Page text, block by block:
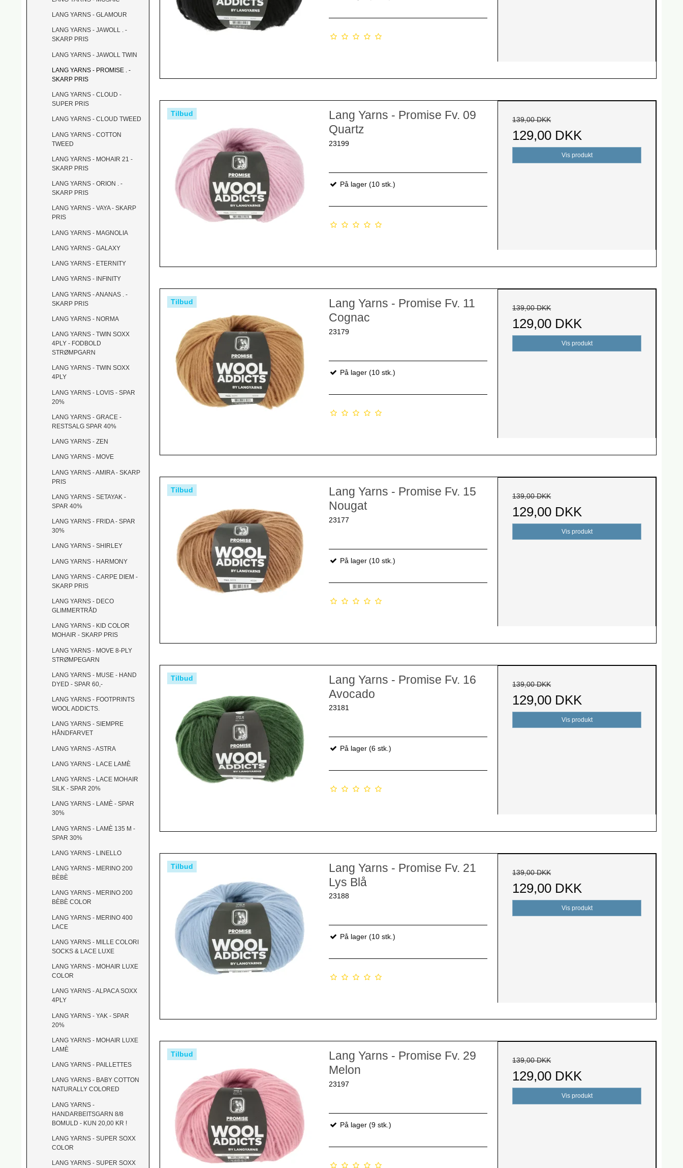
LANG YARNS - GLAMOUR
LANG YARNS - JAWOLL . -
SKARP PRIS
LANG YARNS - JAWOLL TWIN
LANG YARNS - PROMISE . -
SKARP PRIS
LANG YARNS - CLOUD -
SUPER PRIS
LANG YARNS - CLOUD TWEED
LANG YARNS - COTTON
TWEED
LANG YARNS - MOHAIR 21 -
SKARP PRIS
LANG YARNS - ORION . -
SKARP PRIS
LANG YARNS - VAYA - SKARP
PRIS
LANG YARNS - MAGNOLIA
LANG YARNS - GALAXY
LANG YARNS - ETERNITY
LANG YARNS - INFINITY
LANG YARNS - ANANAS . -
SKARP PRIS
LANG YARNS - NORMA
LANG YARNS - TWIN SOXX
4PLY - FODBOLD
STRØMPGARN
LANG YARNS - TWIN SOXX
4PLY
LANG YARNS - LOVIS - SPAR
20%
LANG YARNS - GRACE -
RESTSALG SPAR 40%
LANG YARNS - ZEN
LANG YARNS - MOVE
LANG YARNS - AMIRA - SKARP
PRIS
LANG YARNS - SETAYAK -
SPAR 40%
LANG YARNS - FRIDA - SPAR
30%
LANG YARNS - SHIRLEY
LANG YARNS - HARMONY
LANG YARNS - CARPE DIEM -
SKARP PRIS
LANG YARNS - DECO
GLIMMERTRÅD
LANG YARNS - KID COLOR
MOHAIR - SKARP PRIS
LANG YARNS - MOVE 8-PLY
STRØMPEGARN
LANG YARNS - MUSE - HAND
DYED - SPAR 60,-
LANG YARNS - FOOTPRINTS
WOOL ADDICTS.
LANG YARNS - SIEMPRE
HÅNDFARVET
LANG YARNS - ASTRA
LANG YARNS - LACE LAMÈ
LANG YARNS - LACE MOHAIR
SILK - SPAR 20%
LANG YARNS - LAMÈ - SPAR
30%
LANG YARNS - LAMÈ 135 M -
SPAR 30%
LANG YARNS - LINELLO
LANG YARNS - MERINO 200
BÈBÈ
LANG YARNS - MERINO 200
BÈBÈ COLOR
LANG YARNS - MERINO 400
LACE
LANG YARNS - MILLE COLORI
SOCKS & LACE LUXE
LANG YARNS - MOHAIR LUXE
COLOR
LANG YARNS - ALPACA SOXX
4PLY
LANG YARNS - YAK - SPAR
20%
LANG YARNS - MOHAIR LUXE
LAMÈ
LANG YARNS - PAILLETTES
LANG YARNS - BABY COTTON
NATURALLY COLORED
LANG YARNS -
HANDARBEITSGARN 8/8
BOMULD - KUN 20,00 KR !
LANG YARNS - SUPER SOXX
COLOR
LANG YARNS - SUPER SOXX
Tilbud
Lang Yarns - Promise Fv. 09
Quartz
23199
På lager (10 stk.)
139,00 DKK
129,00 DKK
Vis produkt
Tilbud
Lang Yarns - Promise Fv. 11
Cognac
23179
På lager (10 stk.)
139,00 DKK
129,00 DKK
Vis produkt
Tilbud
Lang Yarns - Promise Fv. 15
Nougat
23177
På lager (10 stk.)
139,00 DKK
129,00 DKK
Vis produkt
Tilbud
Lang Yarns - Promise Fv. 16
Avocado
23181
På lager (6 stk.)
139,00 DKK
129,00 DKK
Vis produkt
Tilbud
Lang Yarns - Promise Fv. 21
Lys Blå
23188
På lager (10 stk.)
139,00 DKK
129,00 DKK
Vis produkt
Tilbud
Lang Yarns - Promise Fv. 29
Melon
23197
På lager (9 stk.)
139,00 DKK
129,00 DKK
Vis produkt